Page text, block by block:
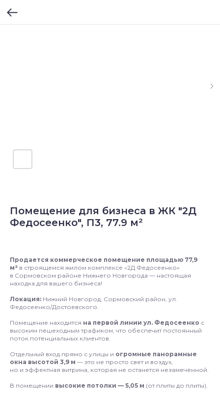
Помещение для бизнеса в ЖК "2Д
Федосеенко", П3, 77.9 м²
Продается коммерческое помещение площадью 77,9
м² в строящемся жилом комплексе «2Д Федосеенко»
в Сормовском районе Нижнего Новгорода — настоящая
находка для вашего бизнеса!
Локация: Нижний Новгород, Сормовский район, ул.
Федосеенко/Достоевского.
Помещение находится на первой линии ул. Федосеенко с
высоким пешеходным трафиком, что обеспечит постоянный
поток потенциальных клиентов.
Отдельный вход прямо с улицы и огромные панорамные
окна высотой 3,9 м — это не просто свет и воздух,
но и эффектная витрина, которая не останется незамеченной.
В помещении высокие потолки — 5,05 м (от плиты до плиты).